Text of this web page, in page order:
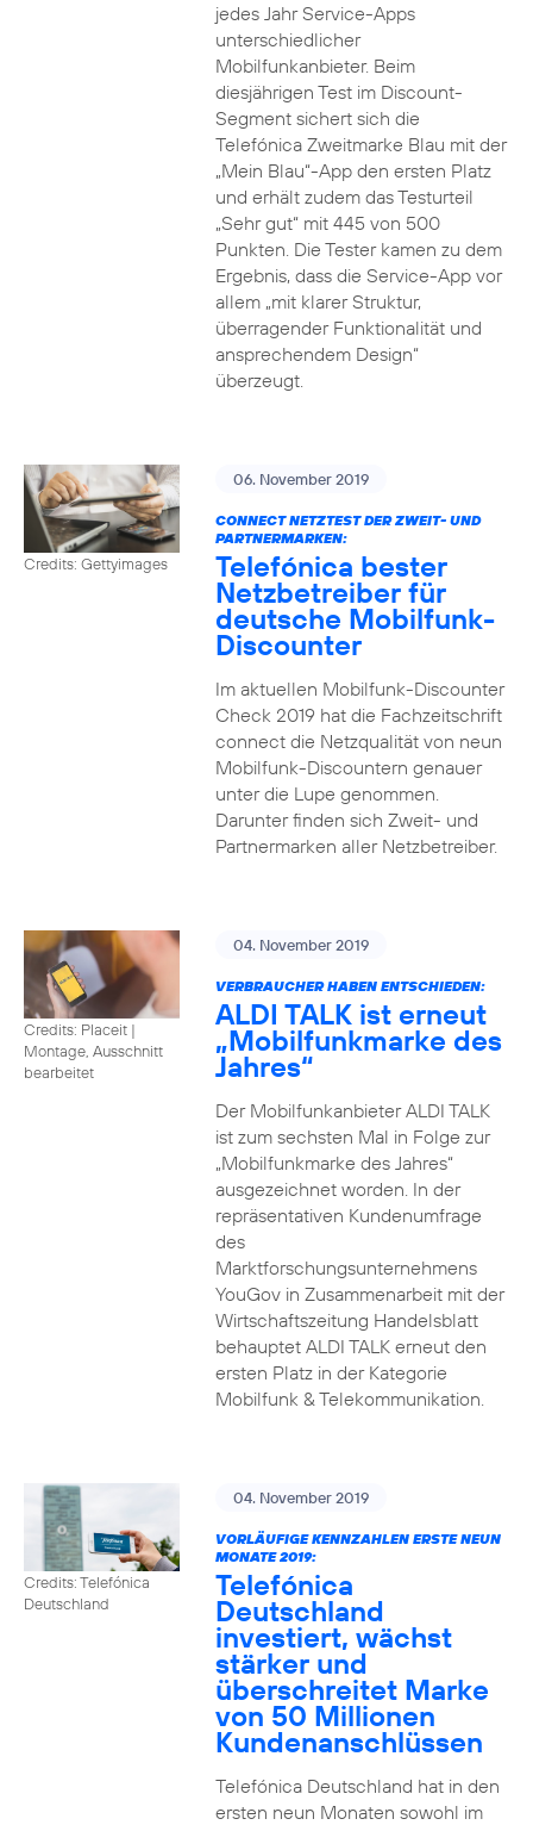
jedes Jahr Service-Apps
unterschiedlicher
Mobilfunkanbieter. Beim
diesjährigen Test im Discount-
Segment sichert sich die
Telefónica Zweitmarke Blau mit der
„Mein Blau“-App den ersten Platz
und erhält zudem das Testurteil
„Sehr gut“ mit 445 von 500
Punkten. Die Tester kamen zu dem
Ergebnis, dass die Service-App vor
allem „mit klarer Struktur,
überragender Funktionalität und
ansprechendem Design“
überzeugt.
Credits: Gettyimages
06. November 2019
CONNECT NETZTEST DER ZWEIT- UND
PARTNERMARKEN:
Telefónica bester
Netzbetreiber für
deutsche Mobilfunk-
Discounter
Im aktuellen Mobilfunk-Discounter
Check 2019 hat die Fachzeitschrift
connect die Netzqualität von neun
Mobilfunk-Discountern genauer
unter die Lupe genommen.
Darunter finden sich Zweit- und
Partnermarken aller Netzbetreiber.
Credits: Placeit |
Montage, Ausschnitt
bearbeitet
04. November 2019
VERBRAUCHER HABEN ENTSCHIEDEN:
ALDI TALK ist erneut
„Mobilfunkmarke des
Jahres“
Der Mobilfunkanbieter ALDI TALK
ist zum sechsten Mal in Folge zur
„Mobilfunkmarke des Jahres“
ausgezeichnet worden. In der
repräsentativen Kundenumfrage
des
Marktforschungsunternehmens
YouGov in Zusammenarbeit mit der
Wirtschaftszeitung Handelsblatt
behauptet ALDI TALK erneut den
ersten Platz in der Kategorie
Mobilfunk & Telekommunikation.
Credits: Telefónica
Deutschland
04. November 2019
VORLÄUFIGE KENNZAHLEN ERSTE NEUN
MONATE 2019:
Telefónica
Deutschland
investiert, wächst
stärker und
überschreitet Marke
von 50 Millionen
Kundenanschlüssen
Telefónica Deutschland hat in den
ersten neun Monaten sowohl im